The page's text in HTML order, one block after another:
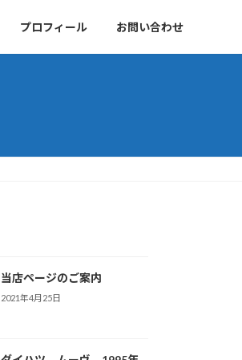
プロフィール お問い合わせ
当店ページのご案内
2021年4月25日